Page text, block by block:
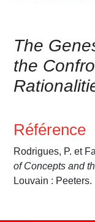
The
the
Référence
Rodrigues, P. et
of Concepts and
Louvain : Peeters.